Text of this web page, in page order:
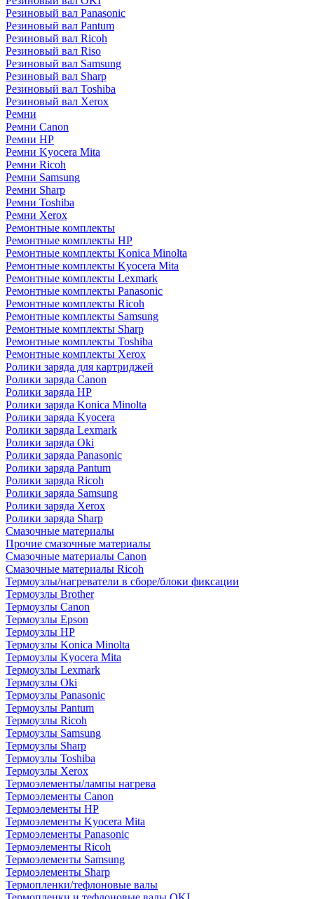
Резиновый вал Panasonic
Резиновый вал Pantum
Резиновый вал Ricoh
Резиновый вал Riso
Резиновый вал Samsung
Резиновый вал Sharp
Резиновый вал Toshiba
Резиновый вал Xerox
Ремни
Ремни Canon
Ремни HP
Ремни Kyocera Mita
Ремни Ricoh
Ремни Samsung
Ремни Sharp
Ремни Toshiba
Ремни Xerox
Ремонтные комплекты
Ремонтные комплекты HP
Ремонтные комплекты Konica Minolta
Ремонтные комплекты Kyocera Mita
Ремонтные комплекты Lexmark
Ремонтные комплекты Panasonic
Ремонтные комплекты Ricoh
Ремонтные комплекты Samsung
Ремонтные комплекты Sharp
Ремонтные комплекты Toshiba
Ремонтные комплекты Xerox
Ролики заряда для картриджей
Ролики заряда Canon
Ролики заряда HP
Ролики заряда Konica Minolta
Ролики заряда Kyocera
Ролики заряда Lexmark
Ролики заряда Oki
Ролики заряда Panasonic
Ролики заряда Pantum
Ролики заряда Ricoh
Ролики заряда Samsung
Ролики заряда Xerox
Ролики заряда Sharp
Смазочные материалы
Прочие смазочные материалы
Смазочные материалы Canon
Смазочные материалы Ricoh
Термоузлы/нагреватели в сборе/блоки фиксации
Термоузлы Brother
Термоузлы Canon
Термоузлы Epson
Термоузлы HP
Термоузлы Konica Minolta
Термоузлы Kyocera Mita
Термоузлы Lexmark
Термоузлы Oki
Термоузлы Panasonic
Термоузлы Pantum
Термоузлы Ricoh
Термоузлы Samsung
Термоузлы Sharp
Термоузлы Toshiba
Термоузлы Xerox
Термоэлементы/лампы нагрева
Термоэлементы Canon
Термоэлементы HP
Термоэлементы Kyocera Mita
Термоэлементы Panasonic
Термоэлементы Ricoh
Термоэлементы Samsung
Термоэлементы Sharp
Термопленки/тефлоновые валы